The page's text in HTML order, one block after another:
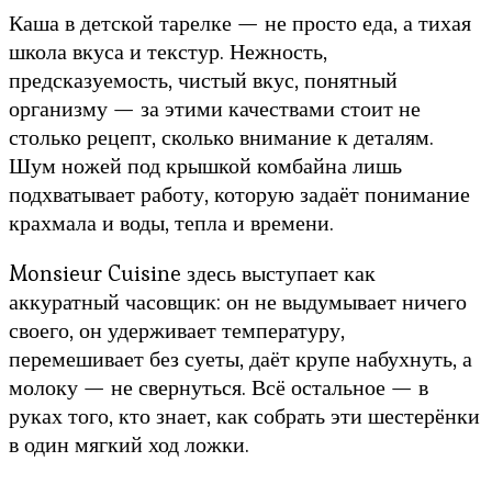
Каша в детской тарелке — не просто еда, а тихая
школа вкуса и текстур. Нежность,
предсказуемость, чистый вкус, понятный
организму — за этими качествами стоит не
столько рецепт, сколько внимание к деталям.
Шум ножей под крышкой комбайна лишь
подхватывает работу, которую задаёт понимание
крахмала и воды, тепла и времени.
Monsieur Cuisine здесь выступает как
аккуратный часовщик: он не выдумывает ничего
своего, он удерживает температуру,
перемешивает без суеты, даёт крупе набухнуть, а
молоку — не свернуться. Всё остальное — в
руках того, кто знает, как собрать эти шестерёнки
в один мягкий ход ложки.